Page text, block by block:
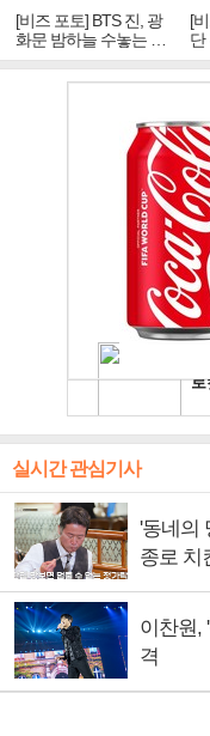
[비즈 포토] BTS 진, 광
화문 밤하늘 수놓는 '비
주얼 킹'의 열창
[
단
빛
실시간 관심기사
'동네의
종로 치
이찬원,
격